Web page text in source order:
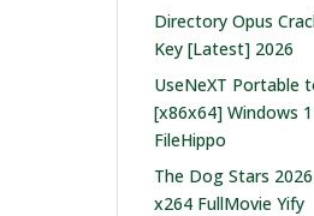
Directory Opus
Key [Latest] 2026
UseNeXT Portable
[x86x64] Windows
FileHippo
The Dog Stars
x264 FullMovie Yify